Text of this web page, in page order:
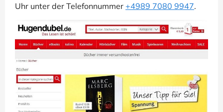
Uhr unter der Telefonnummer +4989 7080 9947.